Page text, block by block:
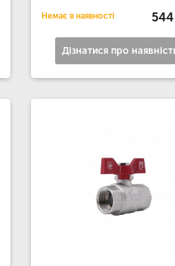
Немає в наявності
Дізнатися про